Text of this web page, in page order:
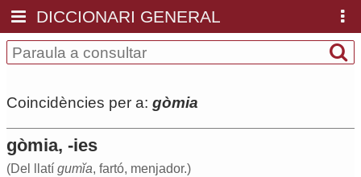
DICCIONARI GENERAL
Coincidències per a: gòmia
gòmia, -ies
(Del llatí gumĭa, fartó, menjador.)